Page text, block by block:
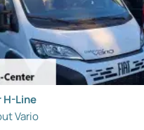
H-Line
Vario